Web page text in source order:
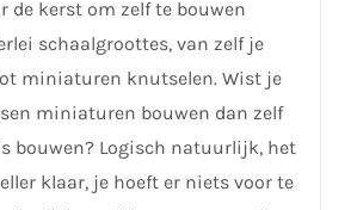
de kerst om zelf te bouwen
schaalgroottes, van zelf je
miniaturen knutselen. Wist je
miniaturen bouwen dan zelf
bouwen? Logisch natuurlijk, het
klaar, je hoeft er niets voor te